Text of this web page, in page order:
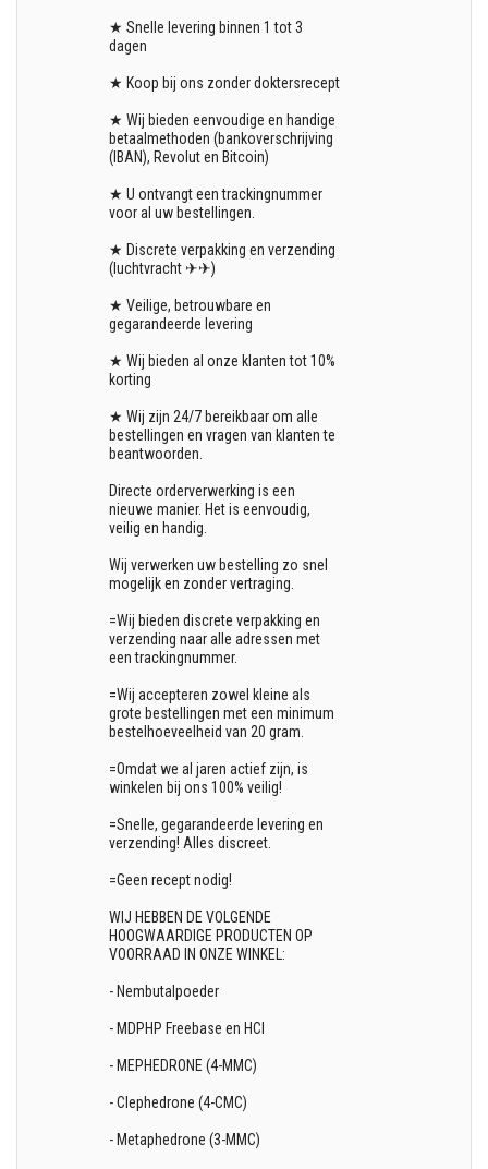
★ Snelle levering binnen 1 tot 3
dagen
★ Koop bij ons zonder doktersrecept
★ Wij bieden eenvoudige en handige
betaalmethoden (bankoverschrijving
(IBAN), Revolut en Bitcoin)
★ U ontvangt een trackingnummer
voor al uw bestellingen.
★ Discrete verpakking en verzending
(luchtvracht ✈✈)
★ Veilige, betrouwbare en
gegarandeerde levering
★ Wij bieden al onze klanten tot 10%
korting
★ Wij zijn 24/7 bereikbaar om alle
bestellingen en vragen van klanten te
beantwoorden.
Directe orderverwerking is een
nieuwe manier. Het is eenvoudig,
veilig en handig.
Wij verwerken uw bestelling zo snel
mogelijk en zonder vertraging.
=Wij bieden discrete verpakking en
verzending naar alle adressen met
een trackingnummer.
=Wij accepteren zowel kleine als
grote bestellingen met een minimum
bestelhoeveelheid van 20 gram.
=Omdat we al jaren actief zijn, is
winkelen bij ons 100% veilig!
=Snelle, gegarandeerde levering en
verzending! Alles discreet.
=Geen recept nodig!
WIJ HEBBEN DE VOLGENDE
HOOGWAARDIGE PRODUCTEN OP
VOORRAAD IN ONZE WINKEL:
- Nembutalpoeder
- MDPHP Freebase en HCl
- MEPHEDRONE (4-MMC)
- Clephedrone (4-CMC)
- Metaphedrone (3-MMC)